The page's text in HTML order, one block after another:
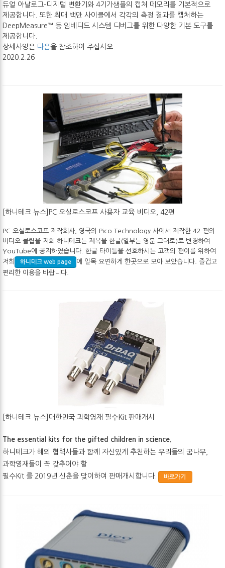
듀얼 아날로그-디지털 변환기와 4기가샘플의 캡처 메모리를 기본적으로
제공합니다. 또한 최대 백만 사이클에서 각각의 측정 결과를 캡처하는
DeepMeasure™ 등 임베디드 시스템 디버그를 위한 다양한 기본 도구를
제공합니다.
상세사양은 다음을 참조하여 주십시오.
2020.2.26
[하니테크 뉴스]PC 오실로스코프 사용자 교육 비디오, 42편
PC 오실로스코프 제작회사, 영국의 Pico Technology 사에서 제작한 42 편의
비디오 클립을 저희 하니테크는 제목을 한글(일부는 영문 그대로)로 변경하여
YouTube에 공지하였습니다. 한글 타이틀을 선호하시는 고객의 편이를 위하여
저희
하니테크 web page
에 일목 요연하게 한곳으로 모아 보았습니다. 즐겁고
편리한 이용을 바랍니다.
[하니테크 뉴스]대한민국 과학영재 필수Kit 판매개시
The essential kits for the gifted children in science.
하니테크가 해외 협력사들과 함께 자신있게 추천하는 우리들의 꿈나무,
과학영재들이 꼭 갖추어야 할
필수Kit 를 2019년 신춘을 맞이하여 판매개시합니다.
바로가기